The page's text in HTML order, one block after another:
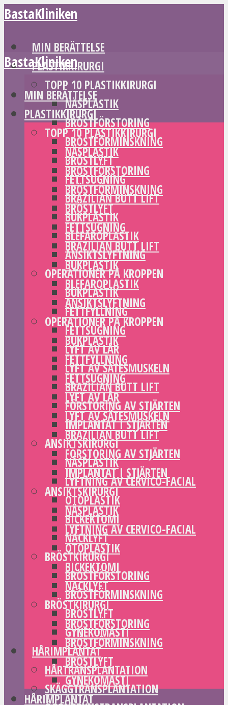
BastaKliniken
MIN BERÄTTELSE
PLASTIKKIRURGI
TOPP 10 PLASTIKKIRURGI
NÄSPLASTIK
BRÖSTFÖRSTORING
BRÖSTFÖRMINSKNING
BRÖSTLYFT
FETTSUGNING
BRAZILIAN BUTT LIFT
BUKPLASTIK
BLEFAROPLASTIK
ANSIKTSLYFTNING
OPERATIONER PÅ KROPPEN
BUKPLASTIK
FETTFYLLNING
FETTSUGNING
LYFT AV LÅR
LYFT AV SÄTESMUSKELN
BRAZILIAN BUTT LIFT
FÖRSTORING AV STJÄRTEN
IMPLANTAT I STJÄRTEN
ANSIKTSKIRURGI
NÄSPLASTIK
LYFTNING AV CERVICO-FACIAL
OTOPLASTIK
BICKEKTOMI
NACKLYFT
BRÖSTKIRURGI
BRÖSTFÖRSTORING
BRÖSTFÖRMINSKNING
BRÖSTLYFT
GYNEKOMASTI
HÅRIMPLANTAT
HÅRTRANSPLANTATION
SKÄGGTRANSPLANTATION
BastaKliniken
MIN BERÄTTELSE
PLASTIKKIRURGI
TOPP 10 PLASTIKKIRURGI
NÄSPLASTIK
BRÖSTFÖRSTORING
BRÖSTFÖRMINSKNING
BRÖSTLYFT
FETTSUGNING
BRAZILIAN BUTT LIFT
BUKPLASTIK
BLEFAROPLASTIK
ANSIKTSLYFTNING
OPERATIONER PÅ KROPPEN
BUKPLASTIK
FETTFYLLNING
FETTSUGNING
LYFT AV LÅR
LYFT AV SÄTESMUSKELN
BRAZILIAN BUTT LIFT
FÖRSTORING AV STJÄRTEN
IMPLANTAT I STJÄRTEN
ANSIKTSKIRURGI
NÄSPLASTIK
LYFTNING AV CERVICO-FACIAL
OTOPLASTIK
BICKEKTOMI
NACKLYFT
BRÖSTKIRURGI
BRÖSTFÖRSTORING
BRÖSTFÖRMINSKNING
BRÖSTLYFT
GYNEKOMASTI
HÅRIMPLANTAT